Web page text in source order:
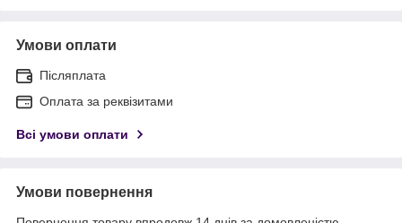
Умови оплати
Післяплата
Оплата за реквізитами
Всі умови оплати
Умови повернення